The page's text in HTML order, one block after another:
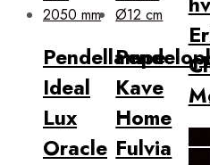
Pendellampe
Ideal
Lux
Oracle
Kave
Home
Fulvia